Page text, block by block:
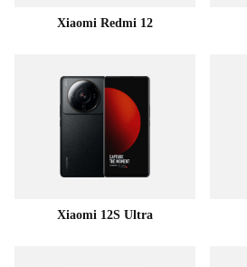
Xiaomi Redmi 12
Xiaomi 12S Ultra